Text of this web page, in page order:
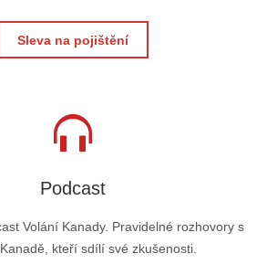
Sleva na pojištění
Podcast
Volání Kanady. Pravidelné rozhovory s
kteří sdílí své zkušenosti.